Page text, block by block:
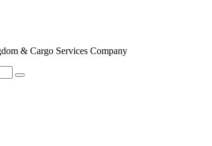
& Cargo Services Company